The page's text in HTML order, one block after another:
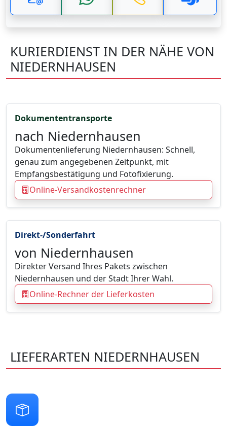
KURIERDIENST IN DER NÄHE VON
NIEDERNHAUSEN
Direkt-/Sonderfahrt
von Niedernhausen
Direkter Versand Ihres Pakets zwischen
Niedernhausen und der Stadt Ihrer Wahl.
Online-Rechner der Lieferkosten
Dokumententransporte
nach Niedernhausen
Dokumentenlieferung Niedernhausen: Schnell,
genau zum angegebenen Zeitpunkt, mit
Empfangsbestätigung und Fotofixierung.
Online-Versandkostenrechner
LIEFERARTEN NIEDERNHAUSEN